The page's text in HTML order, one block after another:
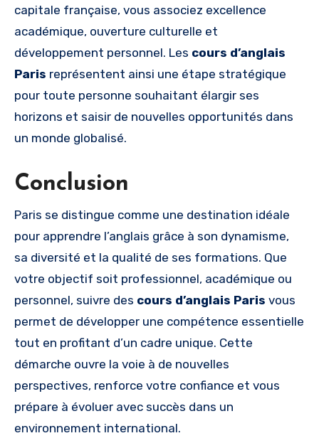
capitale française, vous associez excellence
académique, ouverture culturelle et
développement personnel. Les cours d’anglais
Paris représentent ainsi une étape stratégique
pour toute personne souhaitant élargir ses
horizons et saisir de nouvelles opportunités dans
un monde globalisé.
Conclusion
Paris se distingue comme une destination idéale
pour apprendre l’anglais grâce à son dynamisme,
sa diversité et la qualité de ses formations. Que
votre objectif soit professionnel, académique ou
personnel, suivre des cours d’anglais Paris vous
permet de développer une compétence essentielle
tout en profitant d’un cadre unique. Cette
démarche ouvre la voie à de nouvelles
perspectives, renforce votre confiance et vous
prépare à évoluer avec succès dans un
environnement international.